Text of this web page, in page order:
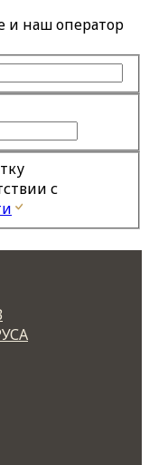
и наш оператор
с